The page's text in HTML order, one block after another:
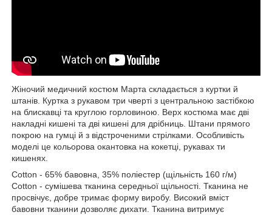
Жіночий медичний костюм Марта складається з куртки й
штанів. Куртка з рукавом три чверті з центральною застібкою
на блискавці та круглою горловиною. Верх костюма має дві
накладні кишені та дві кишені для дрібниць. Штани прямого
покрою на гумці й з відстроченими стрілками. Особливість
моделі це кольорова окантовка на кокетці, рукавах ти
кишенях.
Cotton - 65% бавовна, 35% поліестер (щільність 160 г/м)
Cotton - сумішева тканина середньої щільності. Тканина не
просвічує, добре тримає форму виробу. Високий вміст
бавовни тканини дозволяє дихати. Тканина витримує